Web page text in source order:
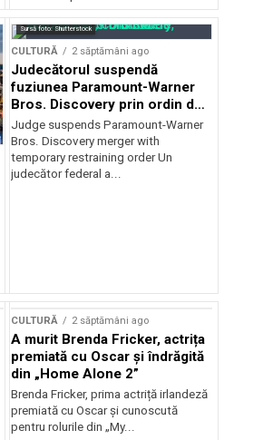
Concursului Enescu 2026
Sursă foto: Shutterstock
CULTURĂ 2 săptămâni ago
Judecătorul suspendă
fuziunea Paramount-Warner
Bros. Discovery prin ordin de
restricție temporară
Judge suspends Paramount-Warner
Bros. Discovery merger with
temporary restraining order Un
judecător federal a...
CULTURĂ 2 săptămâni ago
A murit Brenda Fricker, actrița
premiată cu Oscar și îndrăgită
din „Home Alone 2”
Brenda Fricker, prima actriță irlandeză
premiată cu Oscar și cunoscută
pentru rolurile din „My...